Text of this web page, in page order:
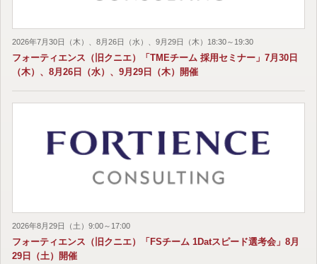
2026年7月30日（木）、8月26日（水）、9月29日（木）18:30～19:30
フォーティエンス（旧クニエ）「TMEチーム 採用セミナー」7月30日
（木）、8月26日（水）、9月29日（木）開催
2026年8月29日（土）9:00～17:00
フォーティエンス（旧クニエ）「FSチーム 1Datスピード選考会」8月
29日（土）開催